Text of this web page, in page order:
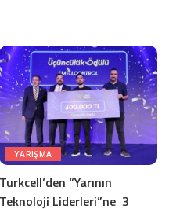
YARIŞMA
Turkcell’den “Yarının
Teknoloji Liderleri”ne 3